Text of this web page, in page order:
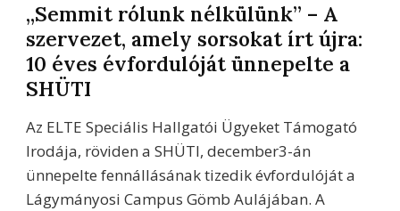
„Semmit rólunk nélkülünk” – A
szervezet, amely sorsokat írt újra:
10 éves évfordulóját ünnepelte a
SHÜTI
Az ELTE Speciális Hallgatói Ügyeket Támogató
Irodája, röviden a SHÜTI, december3-án
ünnepelte fennállásának tizedik évfordulóját a
Lágymányosi Campus Gömb Aulájában. A